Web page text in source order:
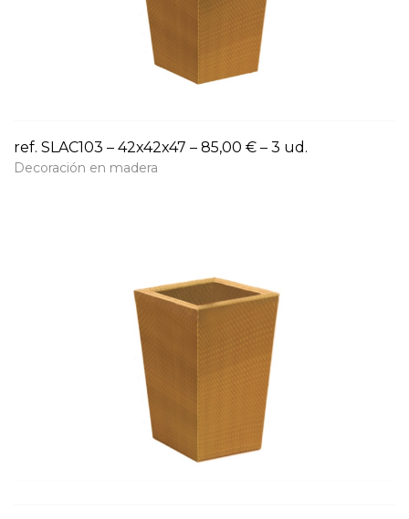
ref. SLAC103 – 42x42x47 – 85,00 € – 3 ud.
Decoración en madera